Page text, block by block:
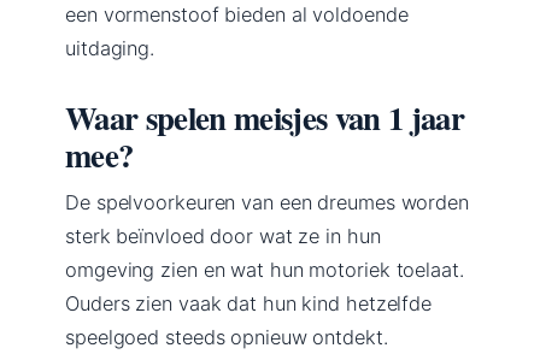
een vormenstoof bieden al voldoende
uitdaging.
Waar spelen meisjes van 1 jaar
mee?
De spelvoorkeuren van een dreumes worden
sterk beïnvloed door wat ze in hun
omgeving zien en wat hun motoriek toelaat.
Ouders zien vaak dat hun kind hetzelfde
speelgoed steeds opnieuw ontdekt.